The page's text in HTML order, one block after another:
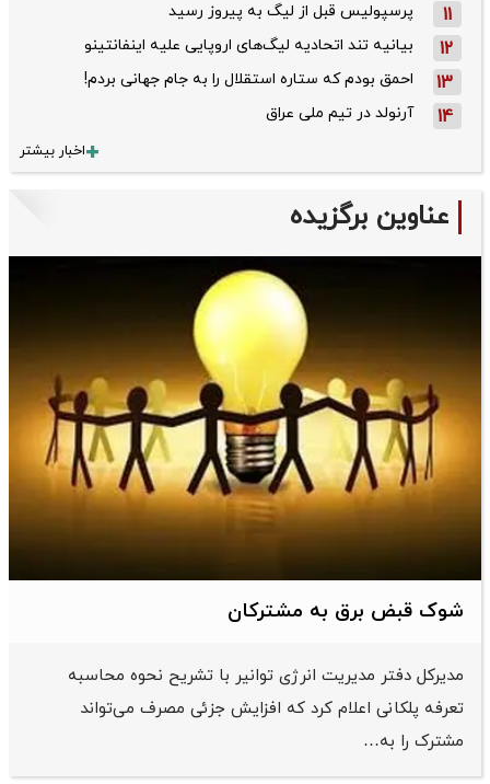
11 پرسپولیس قبل از لیگ به پیروز رسید
12 بیانیه تند اتحادیه لیگ‌های اروپایی علیه اینفانتینو
13 احمق بودم که ستاره استقلال را به جام جهانی بردم!
14 آرنولد در تیم ملی عراق
اخبار بیشتر
عناوین برگزیده
شوک قبض برق به مشترکان
مدیرکل دفتر مدیریت انرژی توانیر با تشریح نحوه محاسبه
تعرفه پلکانی اعلام کرد که افزایش جزئی مصرف می‌تواند
مشترک را به…